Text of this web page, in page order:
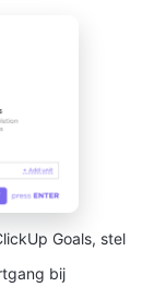
Goals, stel
bij